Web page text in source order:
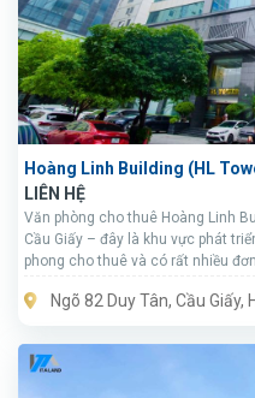
Hoàng Linh Building (HL
LIÊN HỆ
Văn phòng cho thuê Hoàng Linh
Cầu Giấy – đây là khu vực phát
phong cho thuê và có rất nhiều
Ngõ 82 Duy Tân, Cầu Giấy,